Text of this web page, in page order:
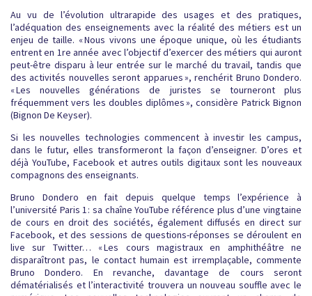
Au vu de l’évolution ultrarapide des usages et des pratiques,
l’adéquation des enseignements avec la réalité des métiers est un
enjeu de taille. « Nous vivons une époque unique, où les étudiants
entrent en 1re année avec l’objectif d’exercer des métiers qui auront
peut-être disparu à leur entrée sur le marché du travail, tandis que
des activités nouvelles seront apparues », renchérit Bruno Dondero.
« Les nouvelles générations de juristes se tourneront plus
fréquemment vers les doubles diplômes », considère Patrick Bignon
(Bignon De Keyser).
Si les nouvelles technologies commencent à investir les campus,
dans le futur, elles transformeront la façon d’enseigner. D’ores et
déjà YouTube, Facebook et autres outils digitaux sont les nouveaux
compagnons des enseignants.
Bruno Dondero en fait depuis quelque temps l’expérience à
l’université Paris 1 : sa chaîne YouTube référence plus d’une vingtaine
de cours en droit des sociétés, également diffusés en direct sur
Facebook, et des sessions de questions-réponses se déroulent en
live sur Twitter… « Les cours magistraux en amphithéâtre ne
disparaîtront pas, le contact humain est irremplaçable, commente
Bruno Dondero. En revanche, davantage de cours seront
dématérialisés et l’interactivité trouvera un nouveau souffle avec le